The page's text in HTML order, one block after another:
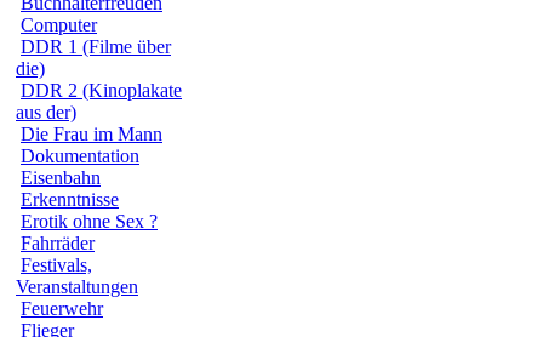
Computer
DDR 1 (Filme über
die)
DDR 2 (Kinoplakate
aus der)
Die Frau im Mann
Dokumentation
Eisenbahn
Erkenntnisse
Erotik ohne Sex ?
Fahrräder
Festivals,
Veranstaltungen
Feuerwehr
Flieger